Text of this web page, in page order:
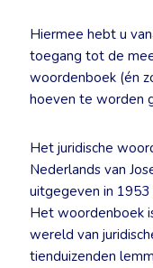
Hiermee hebt u
toegang tot de
woordenboek (én
hoeven te worden
Het juridische
Nederlands van
uitgegeven in 1953
Het woordenboek
wereld van
tienduizenden